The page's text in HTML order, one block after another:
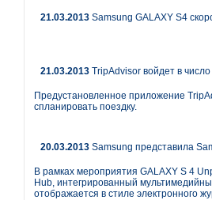
21.03.2013 Samsung GALAXY S4
21.03.2013 TripAdvisor войдет в
Предустановленное приложение
спланировать поездку.
20.03.2013 Samsung представила
В рамках мероприятия GALAXY S 4
Hub, интегрированный
отображается в стиле электронного